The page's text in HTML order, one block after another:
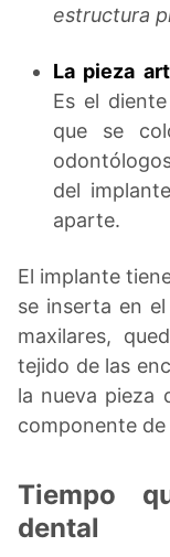
estructura
La pieza
Es el
que se
del
aparte.
El implante
se inserta en el
maxilares,
tejido de las
la nueva pieza
componente
Tiempo
dental